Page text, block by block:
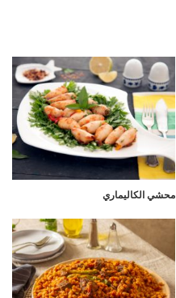
محشي الكاليماري